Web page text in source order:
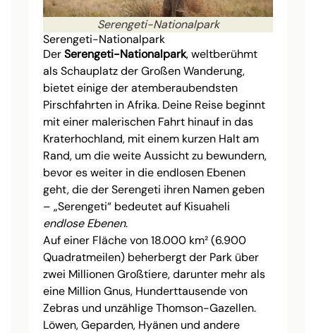
Serengeti-Nationalpark
Serengeti-Nationalpark
DerSerengeti-Nationalpark, weltberühmt
als Schauplatz der Großen Wanderung,
bietet einige der atemberaubendsten
Pirschfahrten in Afrika. Deine Reise beginnt
mit einer malerischen Fahrt hinauf in das
Kraterhochland, mit einem kurzen Halt am
Rand, um die weite Aussicht zu bewundern,
bevor es weiter in die endlosen Ebenen
geht, die der Serengeti ihren Namen geben
– „Serengeti“ bedeutet auf Kisuaheli
endlose Ebenen.
Auf einer Fläche von 18.000 km² (6.900
Quadratmeilen) beherbergt der Park über
zwei Millionen Großtiere, darunter mehr als
eine Million Gnus, Hunderttausende von
Zebras und unzählige Thomson-Gazellen.
Löwen, Geparden, Hyänen und andere